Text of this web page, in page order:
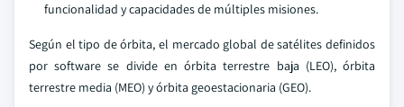
funcionalidad y capacidades de múltiples misiones.
Según el tipo de órbita, el mercado global de satélites definidos
por software se divide en órbita terrestre baja (LEO), órbita
terrestre media (MEO) y órbita geoestacionaria (GEO).